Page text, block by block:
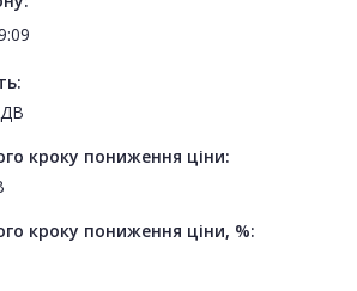
кроку пониження ціни:
кроку пониження ціни, %: